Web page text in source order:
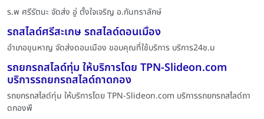
ร.พ ศรีรัตนะ จัดส่ง อู่ ตั้งใจเจริญ อ.กันทราลักษ์
รถสไลด์ศรีสะเกษ รถสไลด์ดอนเมื่อง
อำเภอขุนหาญ จัดส่งดอนเมือง ขอบคุณที่ใช้บริการ บริการ24ช.ม
รถยกรถสไลด์ทุ่ม ให้บริการโดย TPN-Slideon.com
บริการรถยกรถสไลด์ถาดกอง
รถยกรถสไลด์ทุ่ม ให้บริการโดย TPN-Slideon.com บริการรถยกรถสไลด์ถา
ดกองพื